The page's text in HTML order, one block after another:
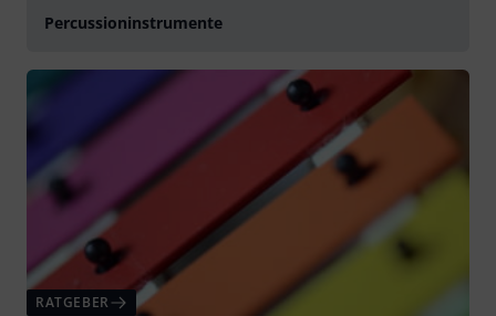
Percussioninstrumente
RATGEBER